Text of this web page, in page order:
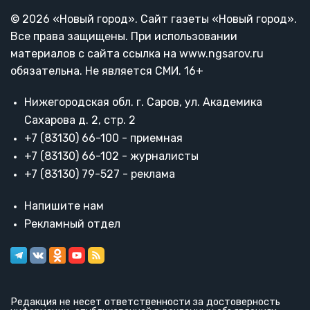
© 2026 «Новый город». Cайт газеты «Новый город».
Все права защищены. При использовании
материалов с сайта ссылка на www.ngsarov.ru
обязательна. Не является СМИ. 16+
Нижегородская обл. г. Саров, ул. Академика
Сахарова д. 2, стр. 2
+7 (83130) 66-100 - приемная
+7 (83130) 66-102 - журналисты
+7 (83130) 79-527 - реклама
Напишите нам
Рекламный отдел
Редакция не несет ответственности за достоверность